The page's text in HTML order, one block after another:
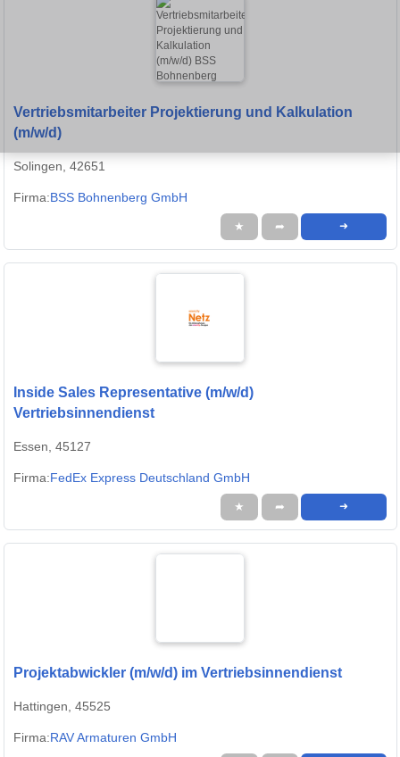
Vertriebsmitarbeiter Projektierung und Kalkulation
(m/w/d)
Solingen, 42651
Firma:BSS Bohnenberg GmbH
★ ➦ ➜
Inside Sales Representative (m/w/d)
Vertriebsinnendienst
Essen, 45127
Firma:FedEx Express Deutschland GmbH
★ ➦ ➜
Projektabwickler (m/w/d) im Vertriebsinnendienst
Hattingen, 45525
Firma:RAV Armaturen GmbH